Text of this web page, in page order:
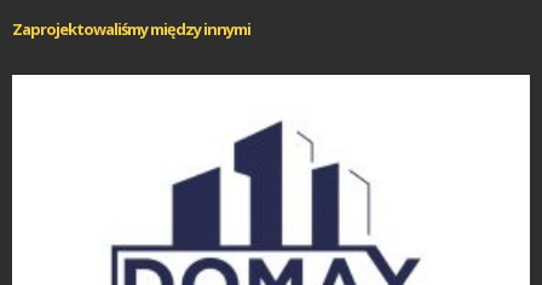
Zaprojektowaliśmy między innymi